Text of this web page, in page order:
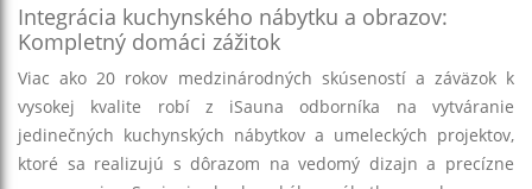
Integrácia kuchynského nábytku a obrazov:
Kompletný domáci zážitok
Viac ako 20 rokov medzinárodných skúseností a záväzok k
vysokej kvalite robí z iSauna odborníka na vytváranie
jedinečných kuchynských nábytkov a umeleckých projektov,
ktoré sa realizujú s dôrazom na vedomý dizajn a precízne